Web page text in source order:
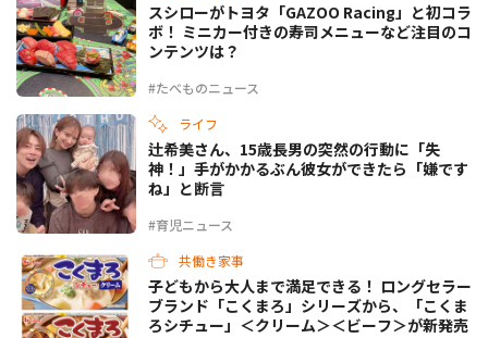
#たべものニュース
スシローがトヨタ「GAZOO Racing」と初コラ
ボ！ ミニカー付きの寿司メニューなど注目のコ
ンテンツは？
ライフ
#育児ニュース
辻希美さん、15歳長男の突然の行動に「失
神！」手がかかるぶん彼女ができたら「嫌です
ね」と断言
共働き家事
子どもから大人まで満足できる！ ロングセラー
ブランド「こくまろ」シリーズから、「こくま
ろシチュー」＜クリーム＞＜ビーフ＞が新発売